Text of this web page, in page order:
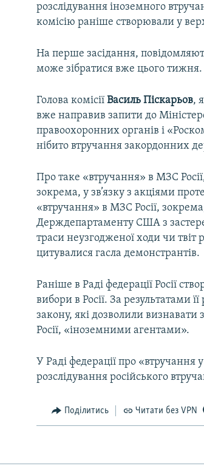
розслідування іноземного
комісію раніше створювали у
На перше засідання,
може зібратися вже цього тижня.
Голова комісіїВасиль Піскарьов,
вже направив запити до
правоохоронних органів і
нібито втручання закордонних
Про таке «втручання» в МЗС
зокрема, у зв’язку з акціями
«втручання» в МЗС Росії,
Держдепартаменту США з
траси неузгодженої ходи чи твіт
цитувалися гасла демонстрантів.
Раніше в Раді федерації Росії
вибори в Росії. За результатами
закону, які дозволили
Росії, «іноземними агентами».
У Раді федерації про
розслідування російського
Поділитись Читати без VPN